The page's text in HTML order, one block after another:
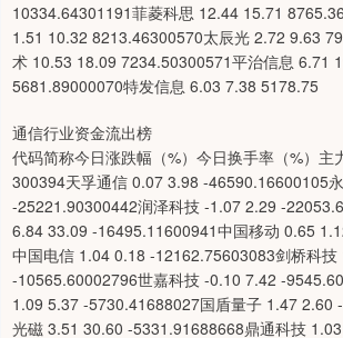
10334.64301191菲菱科思 12.44 15.71
1.51 10.32 8213.46300570太辰光 2.72 9.63
术 10.53 18.09 7234.50300571平治信息 6.71
5681.89000070特发信息 6.03 7.38 5178.75
通信行业资金流出榜
代码简称今日涨跌幅（%）今日换手率（%）主
300394天孚通信 0.07 3.98 -46590.16600105
-25221.90300442润泽科技 -1.07 2.29 -
6.84 33.09 -16495.11600941中国移动 0.65
中国电信 1.04 0.18 -12162.75603083剑桥科技
-10565.60002796世嘉科技 -0.10 7.42 -
1.09 5.37 -5730.41688027国盾量子 1.47 2.60
光磁 3.51 30.60 -5331.91688668鼎通科技